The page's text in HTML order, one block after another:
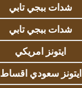
شدات ببجي تابي
شدات ببجي تابي
ايتونز امريكي
ايتونز سعودي اقساط